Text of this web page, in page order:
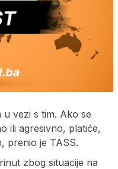
u vezi s tim. Ako se
ili agresivno, platiće,
prenio je TASS.
zbog situacije na